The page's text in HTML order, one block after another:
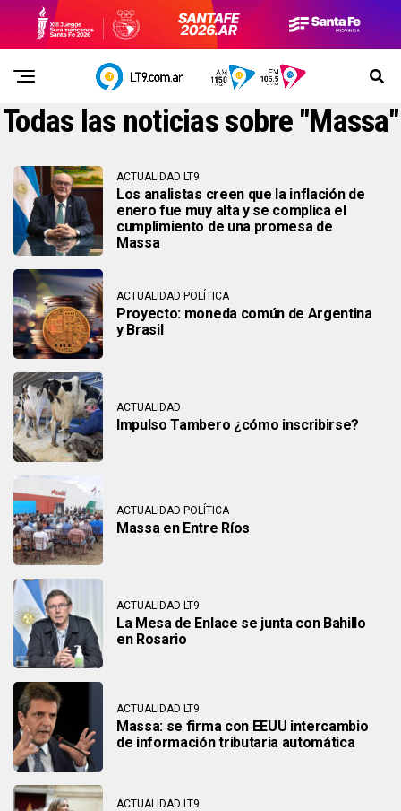
Todas las noticias sobre "Massa"
ACTUALIDAD LT9
Los analistas creen que la inflación de
enero fue muy alta y se complica el
cumplimiento de una promesa de
Massa
ACTUALIDAD POLÍTICA
Proyecto: moneda común de Argentina
y Brasil
ACTUALIDAD
Impulso Tambero ¿cómo inscribirse?
ACTUALIDAD POLÍTICA
Massa en Entre Ríos
ACTUALIDAD LT9
La Mesa de Enlace se junta con Bahillo
en Rosario
ACTUALIDAD LT9
Massa: se firma con EEUU intercambio
de información tributaria automática
ACTUALIDAD LT9